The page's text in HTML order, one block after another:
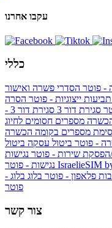
עקבו אחרנו
כללי
- פוטר הסדרי פשרה ואישור
ייצוגיות - פוטר הסרה
סגירת דור 3
סגירת דור 3 -
מספרים חסומים לחיוג
מספרים בקומה הכשרה
- פוטר ביטול עסקה ביטול
הפסקת שירות - פוטר נגישות
IsraelieSIM
פלאפון - פוטר בלוג בלוג -
פוטר
צור קשר